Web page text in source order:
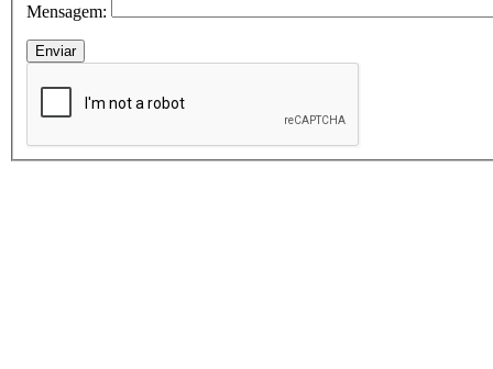
Mensagem: